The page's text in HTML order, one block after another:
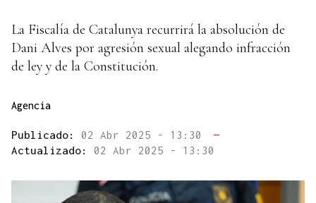
La Fiscalía de Catalunya recurrirá la absolución de
Dani Alves por agresión sexual alegando infracción
de ley y de la Constitución.
Agencia
Publicado: 02 Abr 2025 - 13:30
—
Actualizado: 02 Abr 2025 - 13:30